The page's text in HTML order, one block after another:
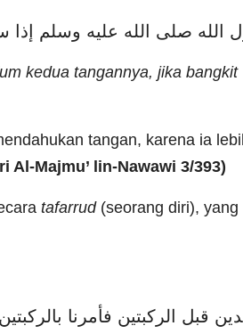
kedua tangannya, jika bangkit
tangan, karena ia
Al-Majmu’ lin-Nawawi 3/393)
tafarrud(seorang diri), yang